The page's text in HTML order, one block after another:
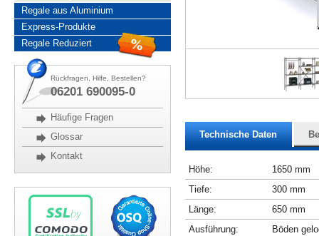
Regale aus Aluminium
Express-Produkte
Regale Reduziert
Rückfragen, Hilfe, Bestellen?
06201 690095-0
Häufige Fragen
Glossar
Kontakt
Technische Daten
Höhe:
1650 mm
Tiefe:
300 mm
Länge:
650 mm
Ausführung:
Böden